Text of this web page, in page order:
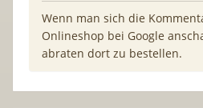
Wenn man sich die
Onlineshop bei Google
abraten dort zu bestellen.